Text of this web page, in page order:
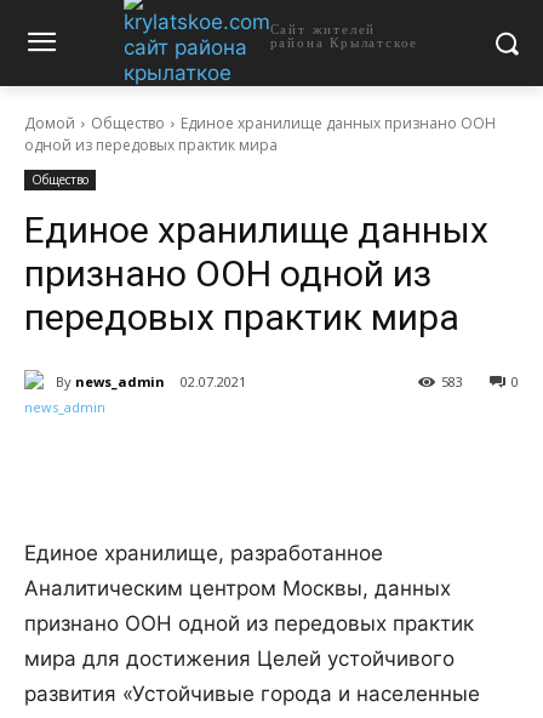
Сайт жителей
района Крылатское
Домой Общество
Единое хранилище данных признано ООН
одной из передовых практик мира
Общество
Единое хранилище данных
признано ООН одной из
передовых практик мира
By news_admin 02.07.2021 0
583
Единое хранилище, разработанное
Аналитическим центром Москвы, данных
признано ООН одной из передовых практик
мира для достижения Целей устойчивого
развития «Устойчивые города и населенные